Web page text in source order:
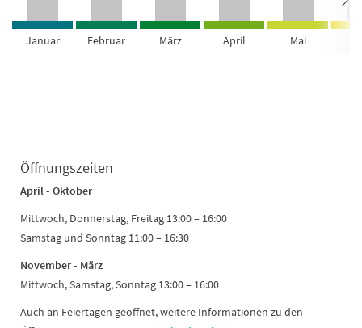
Januar Februar März April Mai
Öffnungszeiten
April - Oktober
Mittwoch, Donnerstag, Freitag 13:00 – 16:00
Samstag und Sonntag 11:00 – 16:30
November - März
Mittwoch, Samstag, Sonntag 13:00 – 16:00
Auch an Feiertagen geöffnet, weitere Informationen zu den